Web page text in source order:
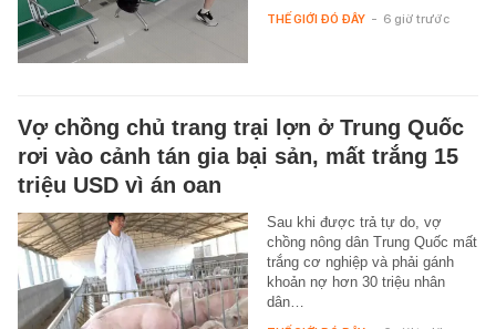
THẾ GIỚI ĐÓ ĐÂY - 6 giờ trước
Vợ chồng chủ trang trại lợn ở Trung Quốc
rơi vào cảnh tán gia bại sản, mất trắng 15
triệu USD vì án oan
Sau khi được trả tự do, vợ
chồng nông dân Trung Quốc mất
trắng cơ nghiệp và phải gánh
khoản nợ hơn 30 triệu nhân
dân…